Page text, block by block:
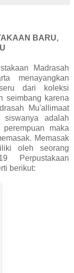
BARU,
Madrasah
menayangkan
dari koleksi
seimbang karena
Mu'allimaat
siswanya adalah
maka
Memasak
oleh seorang
Perpustakaan
berikut: